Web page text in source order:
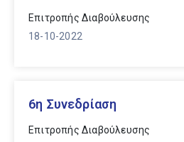
Επιτροπής Διαβούλευσης
18-10-2022
6η Συνεδρίαση
Επιτροπής Διαβούλευσης